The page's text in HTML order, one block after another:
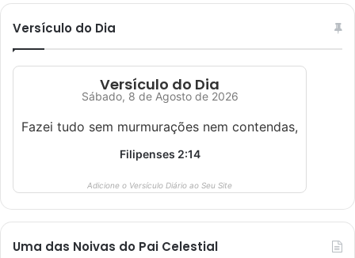
Versículo do Dia
Versículo do Dia
Sábado, 8 de Agosto de 2026
Fazei tudo sem murmurações nem contendas,
Filipenses 2:14
Adicione o Versículo Diário ao Seu Site
Uma das Noivas do Pai Celestial